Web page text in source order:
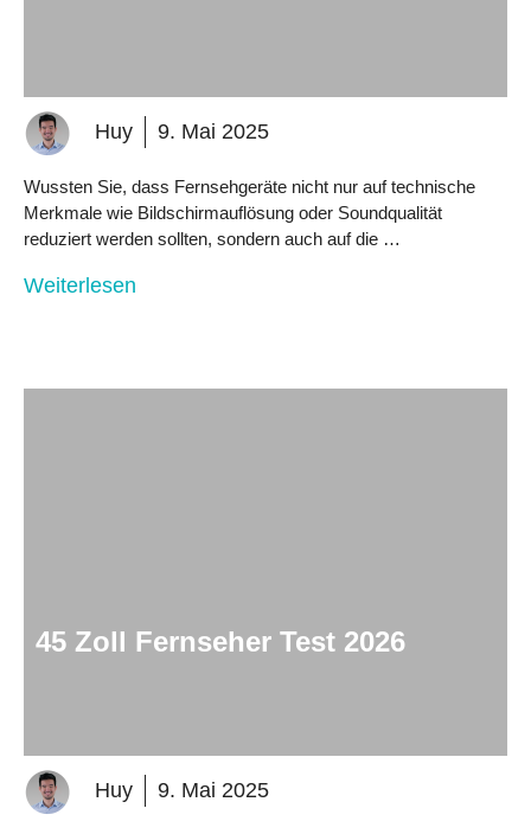
Huy 9. Mai 2025
Wussten Sie, dass Fernsehgeräte nicht nur auf technische
Merkmale wie Bildschirmauflösung oder Soundqualität
reduziert werden sollten, sondern auch auf die …
Weiterlesen
45 Zoll Fernseher Test 2026
Huy 9. Mai 2025